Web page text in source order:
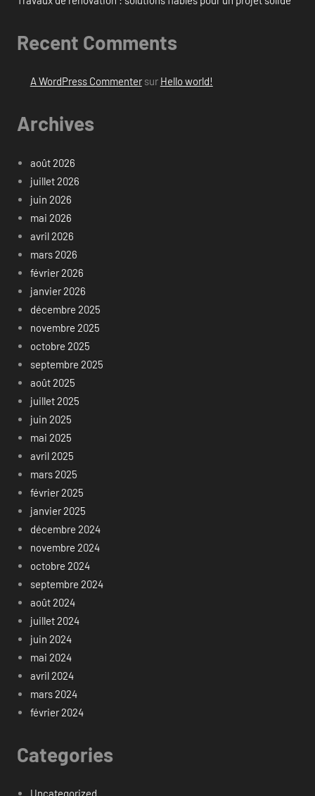
Recent Comments
A WordPress Commentersur Hello world!
Archives
août 2026
juillet 2026
juin 2026
mai 2026
avril 2026
mars 2026
février 2026
janvier 2026
décembre 2025
novembre 2025
octobre 2025
septembre 2025
août 2025
juillet 2025
juin 2025
mai 2025
avril 2025
mars 2025
février 2025
janvier 2025
décembre 2024
novembre 2024
octobre 2024
septembre 2024
août 2024
juillet 2024
juin 2024
mai 2024
avril 2024
mars 2024
février 2024
Categories
Uncategorized